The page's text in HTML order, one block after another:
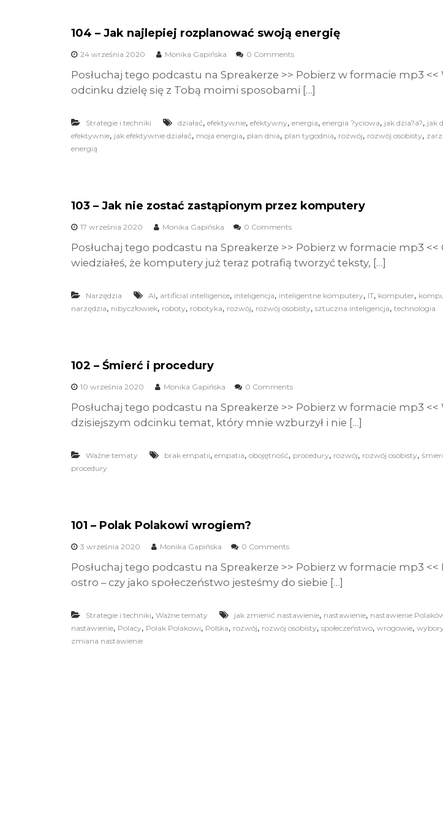
104 – Jak najlepiej rozplanować swoją energię
24 września 2020 Monika Gapińska 0 Comments
Posłuchaj tego podcastu na Spreakerze >> Pobierz w formacie mp3 <<
odcinku dzielę się z Tobą moimi sposobami […]
Strategie i techniki działać, efektywnie, efektywny, energia, energia ?yciowa, jak dzia?a?, jak
efektywnie, jak efektywnie działać, moja energia, plan dnia, plan tygodnia, rozwój, rozwój osobisty,
energią
103 – Jak nie zostać zastąpionym przez komputery
17 września 2020 Monika Gapińska 0 Comments
Posłuchaj tego podcastu na Spreakerze >> Pobierz w formacie mp3 <<
wiedziałeś, że komputery już teraz potrafią tworzyć teksty, […]
Narzędzia AI, artificial intelligence, inteligencja, inteligentne komputery, IT, komputer,
narzędzia, nibyczłowiek, roboty, robotyka, rozwój, rozwój osobisty, sztuczna inteligencja, technologia
102 – Śmierć i procedury
10 września 2020 Monika Gapińska 0 Comments
Posłuchaj tego podcastu na Spreakerze >> Pobierz w formacie mp3 <<
dzisiejszym odcinku temat, który mnie wzburzył i nie […]
Ważne tematy brak empatii, empatia, obojętność, procedury, rozwój, rozwój osobisty,
procedury
101 – Polak Polakowi wrogiem?
3 września 2020 Monika Gapińska 0 Comments
Posłuchaj tego podcastu na Spreakerze >> Pobierz w formacie mp3 <<
ostro – czy jako społeczeństwo jesteśmy do siebie […]
Strategie i techniki, Ważne tematy jak zmienić nastawienie, nastawienie, nastawienie
nastawienie, Polacy, Polak Polakowi, Polska, rozwój, rozwój osobisty, społeczeństwo, wrogowie,
zmiana nastawienie